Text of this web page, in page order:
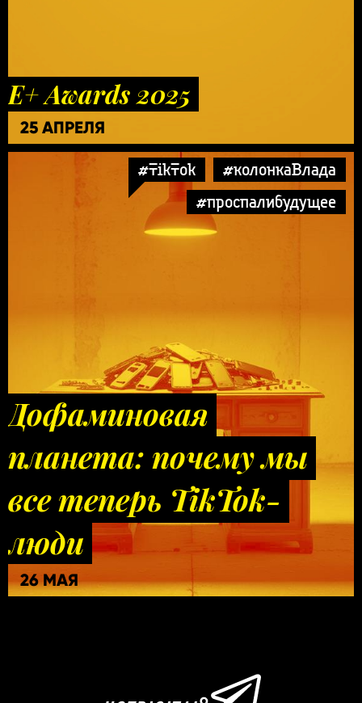
E+ Awards 2025
25 АПРЕЛЯ
#TikTok
#колонкаВлада
#проспалибудущее
Дофаминовая
планета: почему мы
все теперь TikTok-
люди
26 МАЯ